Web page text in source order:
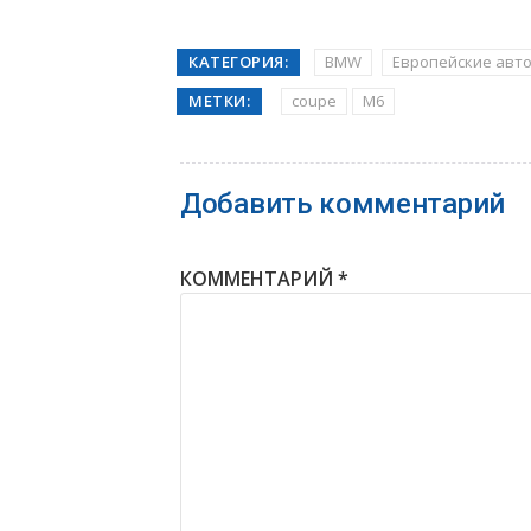
КАТЕГОРИЯ: BMW
Европейские
МЕТКИ:
coupe M6
Добавить комментарий
КОММЕНТАРИЙ *